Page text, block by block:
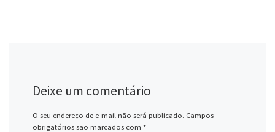
Deixe um comentário
O seu endereço de e-mail não será publicado. Campos
obrigatórios são marcados com *